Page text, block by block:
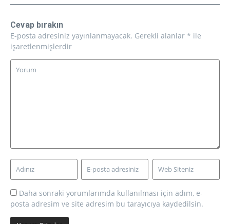
Cevap bırakın
E-posta adresiniz yayınlanmayacak. Gerekli alanlar * ile
işaretlenmişlerdir
Daha sonraki yorumlarımda kullanılması için adım, e-
posta adresim ve site adresim bu tarayıcıya kaydedilsin.